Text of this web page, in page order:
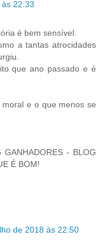
22:33
é bem sensível.
a tantas atrocidades
que ano passado e é
e o que menos se
- BLOG
É BOM!
de 2018 às 22:50